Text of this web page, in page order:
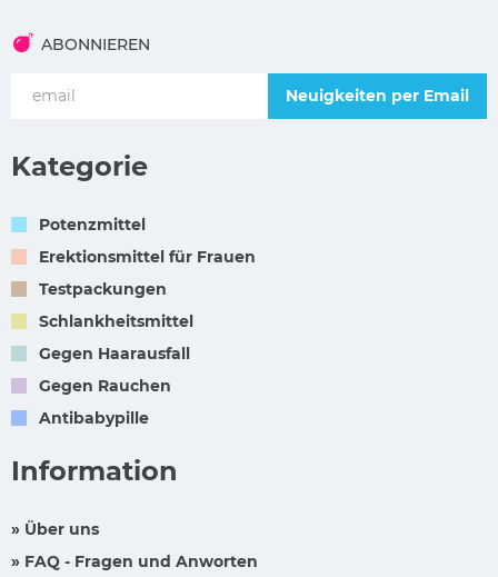
ABONNIEREN
Neuigkeiten per Email
Kategorie
Potenzmittel
Erektionsmittel für Frauen
Testpackungen
Schlankheitsmittel
Gegen Haarausfall
Gegen Rauchen
Antibabypille
Information
» Über uns
» FAQ - Fragen und Anworten